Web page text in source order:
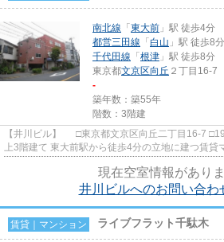
南北線 「 東大前 」駅 徒歩4分
都営三田線 「 白山 」駅 徒歩8分
千代田線 「 根津 」駅 徒歩8分
東京都文京区向丘 ２丁目16-7
-
築年数：築55年
階数：3階建
【井川ビル】 □東京都文京区向丘二丁目16-7 □1971年1月築 □鉄骨造 地
上3階建て 東大前駅から徒歩4分の立地に建つ賃貸マンションのご紹介です！ 白
現在空室情報がありま
井川ビルへのお問い合わ
賃貸｜マンション ライブフラット千駄木